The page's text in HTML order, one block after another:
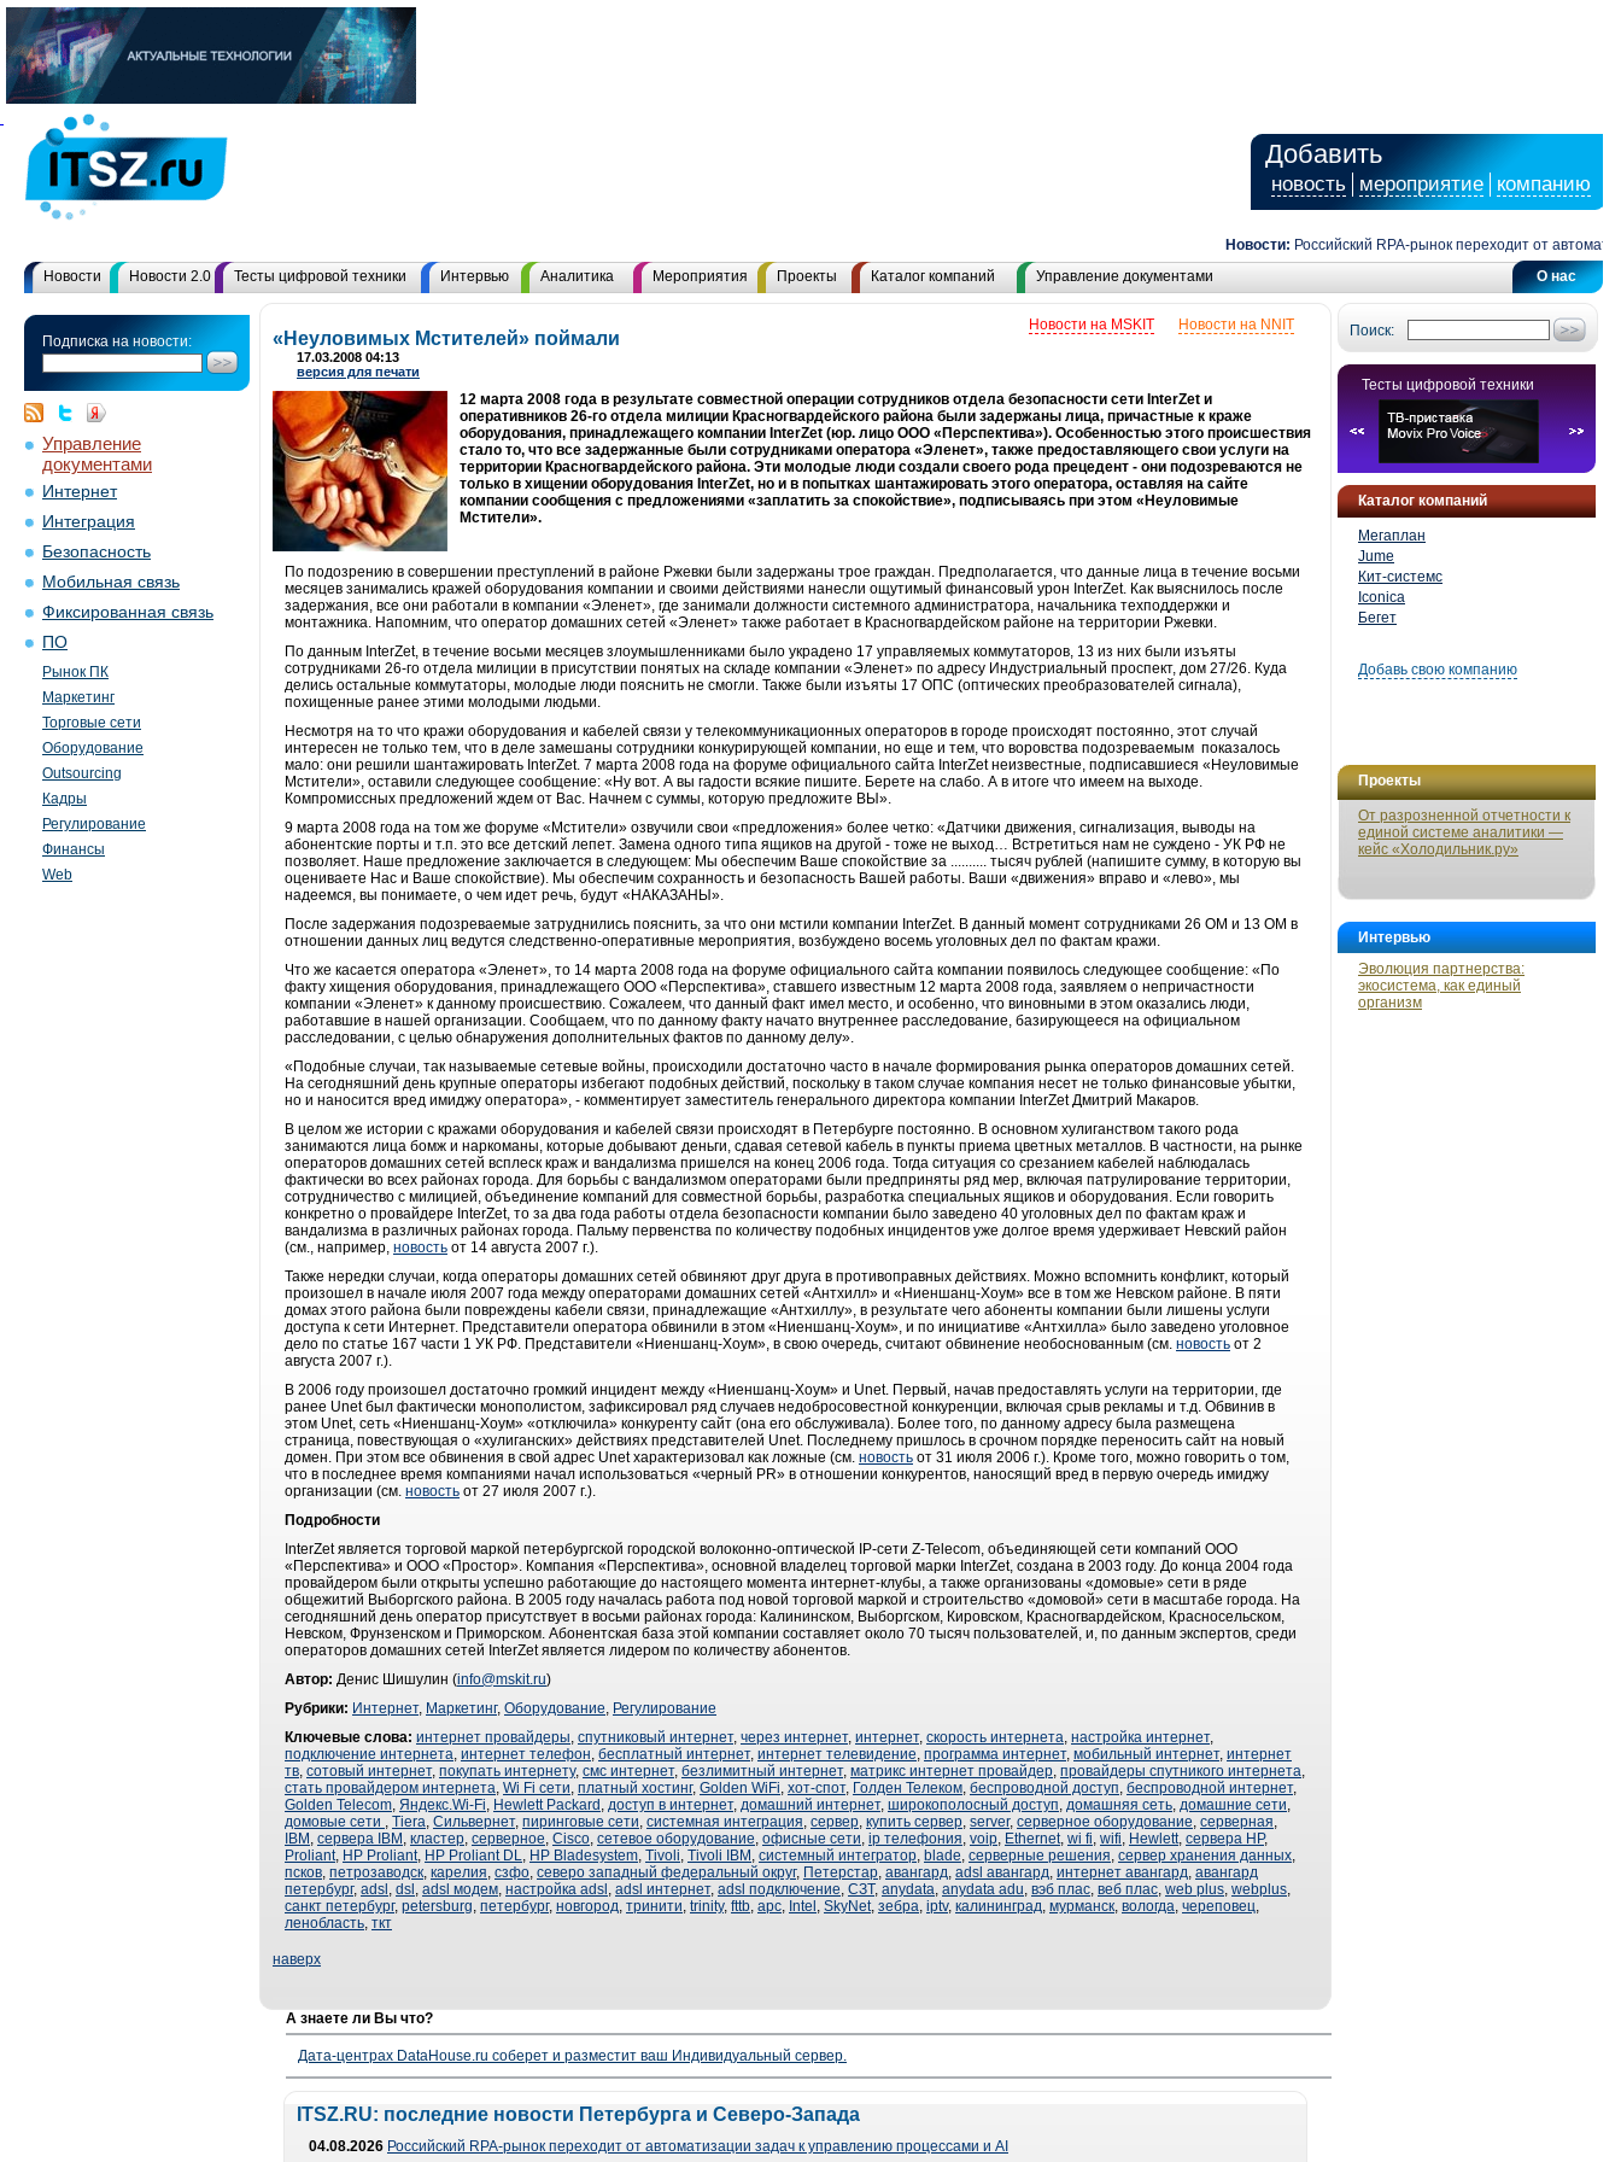
Добавить
новость мероприятие компанию
Новости: Российский RPA-рынок переходит от
О нас
Новости Новости 2.0 Тесты цифровой техники Интервью Аналитика Мероприятия Проекты Каталог компаний Управление документами
Подписка на новости:
Управление
документами
Интернет
Интеграция
Безопасность
Мобильная связь
Фиксированная связь
ПО
Рынок ПК
Маркетинг
Торговые сети
Оборудование
Outsourcing
Кадры
Регулирование
Финансы
Web
Поиск:
Тесты цифровой техники
Каталог компаний
Мегаплан
Jume
Кит-системс
Iconica
Бегет
Добавь свою компанию
Проекты
От разрозненной отчетности к
единой системе аналитики —
кейс «Холодильник.ру»
Интервью
Эволюция партнерства:
экосистема, как единый
организм
Новости на NNIT
Новости на MSKIT
«Неуловимых Мстителей» поймали
17.03.2008 04:13
версия для печати
12 марта 2008 года в результате совместной операции сотрудников отдела безопасности сети InterZet и
оперативников 26-го отдела милиции Красногвардейского района были задержаны лица, причастные к краже
оборудования, принадлежащего компании InterZet (юр. лицо ООО «Перспектива»). Особенностью этого происшествия
стало то, что все задержанные были сотрудниками оператора «Эленет», также предоставляющего свои услуги на
территории Красногвардейского района. Эти молодые люди создали своего рода прецедент - они подозреваются не
только в хищении оборудования InterZet, но и в попытках шантажировать этого оператора, оставляя на сайте
компании сообщения с предложениями «заплатить за спокойствие», подписываясь при этом «Неуловимые
Мстители».
По подозрению в совершении преступлений в районе Ржевки были задержаны трое граждан. Предполагается, что данные лица в течение восьми
месяцев занимались кражей оборудования компании и своими действиями нанесли ощутимый финансовый урон InterZet. Как выяснилось после
задержания, все они работали в компании «Эленет», где занимали должности системного администратора, начальника техподдержки и
монтажника. Напомним, что оператор домашних сетей «Эленет» также работает в Красногвардейском районе на территории Ржевки.
По данным InterZet, в течение восьми месяцев злоумышленниками было украдено 17 управляемых коммутаторов, 13 из них были изъяты
сотрудниками 26-го отдела милиции в присутствии понятых на складе компании «Эленет» по адресу Индустриальный проспект, дом 27/26. Куда
делись остальные коммутаторы, молодые люди пояснить не смогли. Также были изъяты 17 ОПС (оптических преобразователей сигнала),
похищенные ранее этими молодыми людьми.
Несмотря на то что кражи оборудования и кабелей связи у телекоммуникационных операторов в городе происходят постоянно, этот случай
интересен не только тем, что в деле замешаны сотрудники конкурирующей компании, но еще и тем, что воровства подозреваемым показалось
мало: они решили шантажировать InterZet. 7 марта 2008 года на форуме официального сайта InterZet неизвестные, подписавшиеся «Неуловимые
Мстители», оставили следующее сообщение: «Ну вот. А вы гадости всякие пишите. Берете на слабо. А в итоге что имеем на выходе.
Компромиссных предложений ждем от Вас. Начнем с суммы, которую предложите ВЫ».
9 марта 2008 года на том же форуме «Мстители» озвучили свои «предложения» более четко: «Датчики движения, сигнализация, выводы на
абонентские порты и т.п. это все детский лепет. Замена одного типа ящиков на другой - тоже не выход… Встретиться нам не суждено - УК РФ не
позволяет. Наше предложение заключается в следующем: Мы обеспечим Ваше спокойствие за .......... тысяч рублей (напишите сумму, в которую вы
оцениваете Нас и Ваше спокойствие). Мы обеспечим сохранность и безопасность Вашей работы. Ваши «движения» вправо и «лево», мы
надеемся, вы понимаете, о чем идет речь, будут «НАКАЗАНЫ».
После задержания подозреваемые затруднились пояснить, за что они мстили компании InterZet. В данный момент сотрудниками 26 ОМ и 13 ОМ в
отношении данных лиц ведутся следственно-оперативные мероприятия, возбуждено восемь уголовных дел по фактам кражи.
Что же касается оператора «Эленет», то 14 марта 2008 года на форуме официального сайта компании появилось следующее сообщение: «По
факту хищения оборудования, принадлежащего ООО «Перспектива», ставшего известным 12 марта 2008 года, заявляем о непричастности
компании «Эленет» к данному происшествию. Сожалеем, что данный факт имел место, и особенно, что виновными в этом оказались люди,
работавшие в нашей организации. Сообщаем, что по данному факту начато внутреннее расследование, базирующееся на официальном
расследовании, с целью обнаружения дополнительных фактов по данному делу».
«Подобные случаи, так называемые сетевые войны, происходили достаточно часто в начале формирования рынка операторов домашних сетей.
На сегодняшний день крупные операторы избегают подобных действий, поскольку в таком случае компания несет не только финансовые убытки,
но и наносится вред имиджу оператора», - комментирует заместитель генерального директора компании InterZet Дмитрий Макаров.
В целом же истории с кражами оборудования и кабелей связи происходят в Петербурге постоянно. В основном хулиганством такого рода
занимаются лица бомж и наркоманы, которые добывают деньги, сдавая сетевой кабель в пункты приема цветных металлов. В частности, на рынке
операторов домашних сетей всплеск краж и вандализма пришелся на конец 2006 года. Тогда ситуация со срезанием кабелей наблюдалась
фактически во всех районах города. Для борьбы с вандализмом операторами были предприняты ряд мер, включая патрулирование территории,
сотрудничество с милицией, объединение компаний для совместной борьбы, разработка специальных ящиков и оборудования. Если говорить
конкретно о провайдере InterZet, то за два года работы отдела безопасности компании было заведено 40 уголовных дел по фактам краж и
вандализма в различных районах города. Пальму первенства по количеству подобных инцидентов уже долгое время удерживает Невский район
(см., например, новость от 14 августа 2007 г.).
Также нередки случаи, когда операторы домашних сетей обвиняют друг друга в противоправных действиях. Можно вспомнить конфликт, который
произошел в начале июля 2007 года между операторами домашних сетей «Антхилл» и «Ниеншанц-Хоум» все в том же Невском районе. В пяти
домах этого района были повреждены кабели связи, принадлежащие «Антхиллу», в результате чего абоненты компании были лишены услуги
доступа к сети Интернет. Представители оператора обвинили в этом «Ниеншанц-Хоум», и по инициативе «Антхилла» было заведено уголовное
дело по статье 167 части 1 УК РФ. Представители «Ниеншанц-Хоум», в свою очередь, считают обвинение необоснованным (см. новость от 2
августа 2007 г.).
В 2006 году произошел достаточно громкий инцидент между «Ниеншанц-Хоум» и Unet. Первый, начав предоставлять услуги на территории, где
ранее Unet был фактически монополистом, зафиксировал ряд случаев недобросовестной конкуренции, включая срыв рекламы и т.д. Обвинив в
этом Unet, сеть «Ниеншанц-Хоум» «отключила» конкуренту сайт (она его обслуживала). Более того, по данному адресу была размещена
страница, повествующая о «хулиганских» действиях представителей Unet. Последнему пришлось в срочном порядке переносить сайт на новый
домен. При этом все обвинения в свой адрес Unet характеризовал как ложные (см. новость от 31 июля 2006 г.). Кроме того, можно говорить о том,
что в последнее время компаниями начал использоваться «черный PR» в отношении конкурентов, наносящий вред в первую очередь имиджу
организации (см. новость от 27 июля 2007 г.).
Подробности
InterZet является торговой маркой петербургской городской волоконно-оптической IP-сети Z-Telecom, объединяющей сети компаний ООО
«Перспектива» и ООО «Простор». Компания «Перспектива», основной владелец торговой марки InterZet, создана в 2003 году. До конца 2004 года
провайдером были открыты успешно работающие до настоящего момента интернет-клубы, а также организованы «домовые» сети в ряде
общежитий Выборгского района. В 2005 году началась работа под новой торговой маркой и строительство «домовой» сети в масштабе города. На
сегодняшний день оператор присутствует в восьми районах города: Калининском, Выборгском, Кировском, Красногвардейском, Красносельском,
Невском, Фрунзенском и Приморском. Абонентская база этой компании составляет около 70 тысяч пользователей, и, по данным экспертов, среди
операторов домашних сетей InterZet является лидером по количеству абонентов.
Автор: Денис Шишулин (info@mskit.ru)
Рубрики: Интернет, Маркетинг, Оборудование, Регулирование
Ключевые слова: интернет провайдеры, спутниковый интернет, через интернет, интернет, скорость интернета, настройка интернет,
подключение интернета, интернет телефон, бесплатный интернет, интернет телевидение, программа интернет, мобильный интернет, интернет
тв, сотовый интернет, покупать интернету, смс интернет, безлимитный интернет, матрикс интернет провайдер, провайдеры спутникого интернета,
стать провайдером интернета, Wi Fi сети, платный хостинг, Golden WiFi, хот-спот, Голден Телеком, беспроводной доступ, беспроводной интернет,
Golden Telecom, Яндекс.Wi-Fi, Hewlett Packard , доступ в интернет, домашний интернет, широкополосный доступ, домашняя сеть, домашние сети,
домовые сети , Tiera, Сильвернет, пиринговые сети, системная интеграция, сервер, купить сервер, server, серверное оборудование, серверная,
IBM , сервера IBM , кластер, серверное, Cisco, сетевое оборудование, офисные сети, ip телефония, voip, Ethernet, wi fi, wifi, Hewlett, сервера HP,
Proliant, HP Proliant, HP Proliant DL, HP Bladesystem, Tivoli, Tivoli IBM , системный интегратор, blade, серверные решения, сервер хранения данных,
псков, петрозаводск, карелия, сзфо, северо западный федеральный округ, Петерстар, авангард, adsl авангард, интернет авангард, авангард
петербург, adsl , dsl , adsl модем, настройка adsl , adsl интернет, adsl подключение, СЗТ, anydata, anydata adu, вэб плас, веб плас, web plus, webplus,
санкт петербург, petersburg, петербург, новгород, тринити, trinity, fttb, apc, Intel , SkyNet, зебра, iptv, калининград, мурманск, вологда, череповец,
ленобласть, ткт
наверх
А знаете ли Вы что?
Дата-центрах DataHouse.ru соберет и разместит ваш Индивидуальный сервер.
ITSZ.RU: последние новости Петербурга и Северо-Запада
04.08.2026 Российский RPA-рынок переходит от автоматизации задач к управлению процессами и AI